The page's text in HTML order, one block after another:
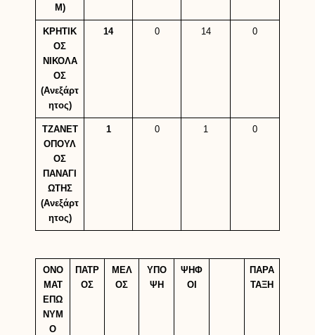
Μ)
ΚΡΗΤΙΚ
ΟΣ
ΝΙΚΟΛΑ
ΟΣ
(Ανεξάρτ
ητος)
14 0 14 0
ΤΖΑΝΕΤ
ΟΠΟΥΛ
ΟΣ
ΠΑΝΑΓΙ
ΩΤΗΣ
(Ανεξάρτ
ητος)
1 0 1 0
ΟΝΟ
ΜΑΤ
ΕΠΩ
ΝΥΜ
Ο
ΠΑΤΡ
ΟΣ
ΜΕΛ
ΟΣ
ΥΠΟ
ΨΗ
ΨΗΦ
ΟΙ
ΠΑΡΑ
ΤΑΞΗ